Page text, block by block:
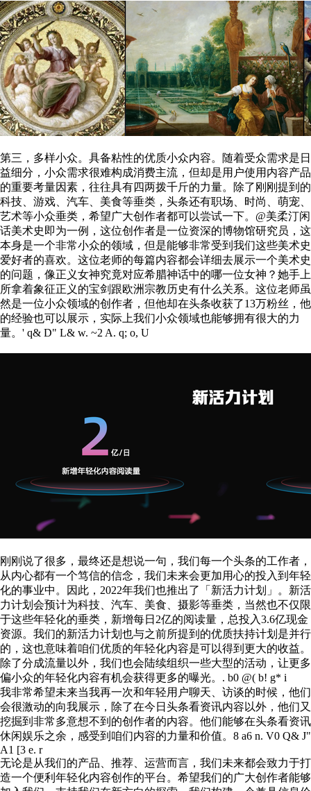
第三，多样小众。具备粘性的优质小众内容。随着受众需求是日
益细分，小众需求很难构成消费主流，但却是用户使用内容产品
的重要考量因素，往往具有四两拨千斤的力量。除了刚刚提到的
科技、游戏、汽车、美食等垂类，头条还有职场、时尚、萌宠、
艺术等小众垂类，希望广大创作者都可以尝试一下。@美柔汀闲
话美术史即为一例，这位创作者是一位资深的博物馆研究员，这
本身是一个非常小众的领域，但是能够非常受到我们这些美术史
爱好者的喜欢。这位老师的每篇内容都会详细去展示一个美术史
的问题，像正义女神究竟对应希腊神话中的哪一位女神？她手上
所拿着象征正义的宝剑跟欧洲宗教历史有什么关系。这位老师虽
然是一位小众领域的创作者，但他却在头条收获了13万粉丝，他
的经验也可以展示，实际上我们小众领域也能够拥有很大的力
量。 ' q& D" L& w. ~2 A. q; o, U
刚刚说了很多，最终还是想说一句，我们每一个头条的工作者，
从内心都有一个笃信的信念，我们未来会更加用心的投入到年轻
化的事业中。因此，2022年我们也推出了「新活力计划」。新活
力计划会预计为科技、汽车、美食、摄影等垂类，当然也不仅限
于这些年轻化的垂类，新增每日2亿的阅读量，总投入3.6亿现金
资源。我们的新活力计划也与之前所提到的优质扶持计划是并行
的，这也意味着咱们优质的年轻化内容是可以得到更大的收益。
除了分成流量以外，我们也会陆续组织一些大型的活动，让更多
偏小众的年轻化内容有机会获得更多的曝光。 . b0 @( b! g* i
我非常希望未来当我再一次和年轻用户聊天、访谈的时候，他们
会很激动的向我展示，除了在今日头条看资讯内容以外，他们又
挖掘到非常多意想不到的创作者的内容。他们能够在头条看资讯
休闲娱乐之余，感受到咱们内容的力量和价值。 8 a6 n. V0 Q& J"
A1 [3 e. r
无论是从我们的产品、推荐、运营而言，我们未来都会致力于打
造一个便利年轻化内容创作的平台。希望我们的广大创作者能够